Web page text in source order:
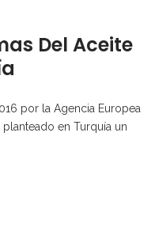
Del Aceite
por la Agencia Europea
planteado en Turquía un